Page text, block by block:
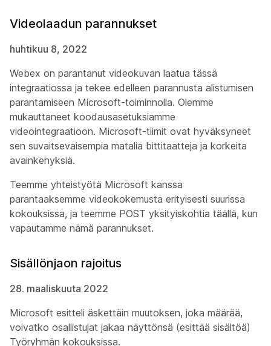
Videolaadun parannukset
huhtikuu 8, 2022
Webex on parantanut videokuvan laatua tässä
integraatiossa ja tekee edelleen parannusta alistumisen
parantamiseen Microsoft-toiminnolla. Olemme
mukauttaneet koodausasetuksiamme
videointegraatioon. Microsoft-tiimit ovat hyväksyneet
sen suvaitsevaisempia matalia bittitaatteja ja korkeita
avainkehyksiä.
Teemme yhteistyötä Microsoft kanssa
parantaaksemme videokokemusta erityisesti suurissa
kokouksissa, ja teemme POST yksityiskohtia täällä, kun
vapautamme nämä parannukset.
Sisällönjaon rajoitus
28. maaliskuuta 2022
Microsoft esitteli äskettäin muutoksen, joka määrää,
voivatko osallistujat jakaa näyttönsä (esittää sisältöä)
Työryhmän kokouksissa.